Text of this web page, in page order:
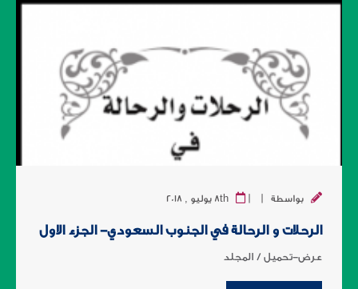
بواسطة |
| 8th يوليو , 2018
الرحلات و الرحالة في الجنوب السعودي- الجزء الاول
عرض-تحميل / المجلد